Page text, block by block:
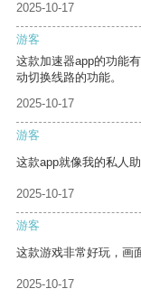
2025-10-17
游客
这款加速器app的功能
动切换线路的功能。
2025-10-17
游客
这款app就像我的私人
2025-10-17
游客
这款游戏非常好玩，画
2025-10-17